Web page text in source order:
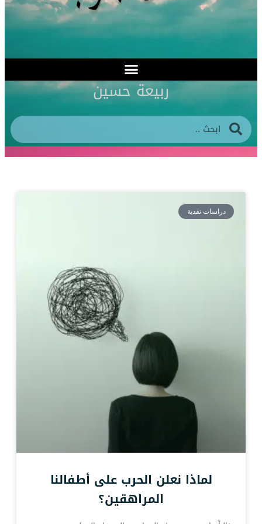
ربيعة حسين
دراسات نقدية
لماذا نعلن الحرب على أطفالنا
المراهقين؟